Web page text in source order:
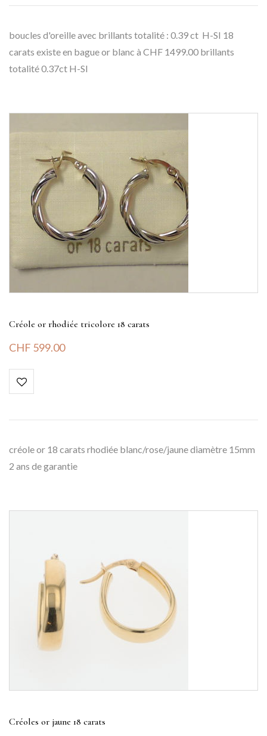
boucles d'oreille avec brillants totalité : 0.39 ct H-SI 18
carats existe en bague or blanc à CHF 1499.00 brillants
totalité 0.37ct H-SI
Créole or rhodiée tricolore 18 carats
CHF 599.00
créole or 18 carats rhodiée blanc/rose/jaune diamètre 15mm
2 ans de garantie
Créoles or jaune 18 carats